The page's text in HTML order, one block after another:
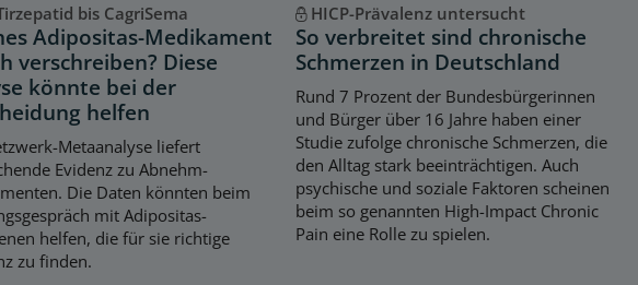
bis CagriSema
Adipositas-Medikament
verschreiben? Diese
könnte bei der
helfen
Metaanalyse liefert
Evidenz zu Abnehm-
Die Daten könnten beim
mit Adipositas-
helfen, die für sie richtige
zu finden.
HICP-Prävalenz untersucht
So verbreitet sind chronische
Schmerzen in Deutschland
Rund 7 Prozent der Bundesbürgerinnen
und Bürger über 16 Jahre haben einer
Studie zufolge chronische Schmerzen, die
den Alltag stark beeinträchtigen. Auch
psychische und soziale Faktoren scheinen
beim so genannten High-Impact Chronic
Pain eine Rolle zu spielen.